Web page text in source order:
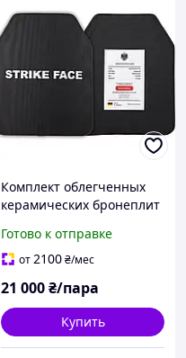
Комплект облегченных
керамических бронеплит
NIJ IV 0101.06 2,4 кг
Готово к отправке
от2100₴/мес
21 000₴/пара
Купить